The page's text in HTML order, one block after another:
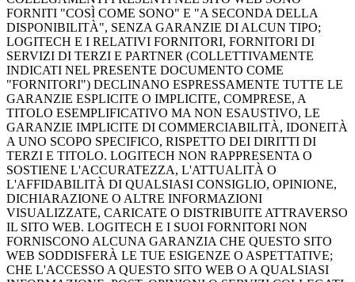
FORNITI "COSÌ COME SONO" E "A SECONDA DELLA
DISPONIBILITÀ", SENZA GARANZIE DI ALCUN TIPO;
LOGITECH E I RELATIVI FORNITORI, FORNITORI DI
SERVIZI DI TERZI E PARTNER (COLLETTIVAMENTE
INDICATI NEL PRESENTE DOCUMENTO COME
"FORNITORI") DECLINANO ESPRESSAMENTE TUTTE LE
GARANZIE ESPLICITE O IMPLICITE, COMPRESE, A
TITOLO ESEMPLIFICATIVO MA NON ESAUSTIVO, LE
GARANZIE IMPLICITE DI COMMERCIABILITÀ, IDONEITÀ
A UNO SCOPO SPECIFICO, RISPETTO DEI DIRITTI DI
TERZI E TITOLO. LOGITECH NON RAPPRESENTA O
SOSTIENE L'ACCURATEZZA, L'ATTUALITÀ O
L'AFFIDABILITÀ DI QUALSIASI CONSIGLIO, OPINIONE,
DICHIARAZIONE O ALTRE INFORMAZIONI
VISUALIZZATE, CARICATE O DISTRIBUITE ATTRAVERSO
IL SITO WEB. LOGITECH E I SUOI FORNITORI NON
FORNISCONO ALCUNA GARANZIA CHE QUESTO SITO
WEB SODDISFERÀ LE TUE ESIGENZE O ASPETTATIVE;
CHE L'ACCESSO A QUESTO SITO WEB O A QUALSIASI